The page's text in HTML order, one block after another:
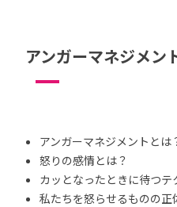
アンガーマネジメン
アンガーマネジメントとは
怒りの感情とは？
カッとなったときに待つテ
私たちを怒らせるものの正